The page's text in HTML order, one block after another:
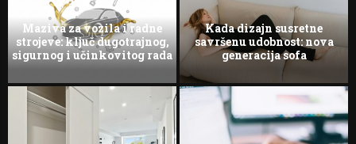
Maziva za vozila i radne
strojeve: ključ dugotrajnog,
sigurnog i učinkovitog rada
Kada dizajn susretne
savršenu udobnost: nova
generacija sofa